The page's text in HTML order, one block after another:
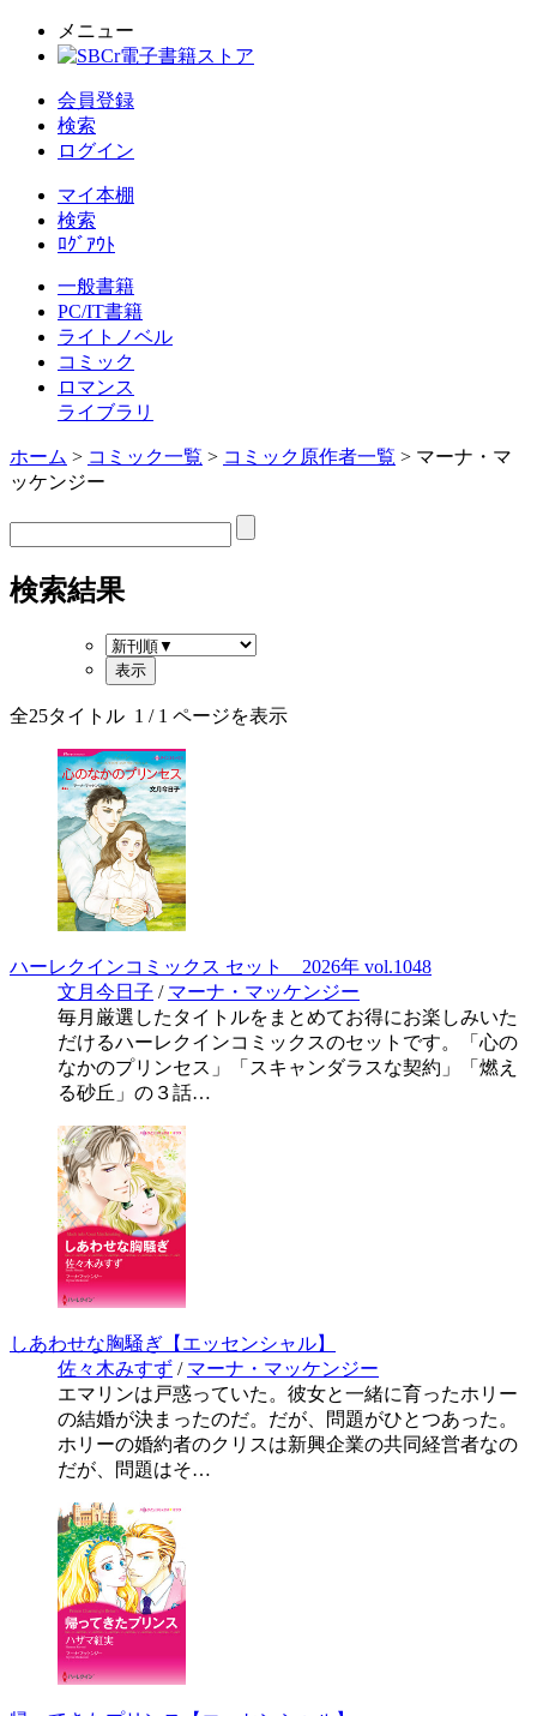
メニュー
会員登録
検索
ログイン
マイ本棚
検索
ﾛｸﾞｱｳﾄ
一般書籍
PC/IT書籍
ライトノベル
コミック
ロマンス
ライブラリ
ホーム > コミック一覧 > コミック原作者一覧 > マーナ・マ
ッケンジー
検索結果
全25タイトル 1 / 1 ページを表示
ハーレクインコミックス セット 2026年 vol.1048
文月今日子 / マーナ・マッケンジー
毎月厳選したタイトルをまとめてお得にお楽しみいた
だけるハーレクインコミックスのセットです。「心の
なかのプリンセス」「スキャンダラスな契約」「燃え
る砂丘」の３話…
しあわせな胸騒ぎ【エッセンシャル】
佐々木みすず / マーナ・マッケンジー
エマリンは戸惑っていた。彼女と一緒に育ったホリー
の結婚が決まったのだ。だが、問題がひとつあった。
ホリーの婚約者のクリスは新興企業の共同経営者なの
だが、問題はそ…